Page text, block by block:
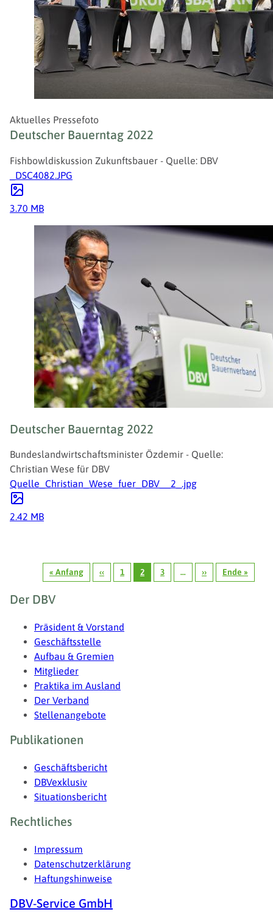
Aktuelles Pressefoto
Deutscher Bauerntag 2022
Fishbowldiskussion Zukunftsbauer - Quelle: DBV
_DSC4082.JPG
3.70 MB
Deutscher Bauerntag 2022
Bundeslandwirtschaftsminister Özdemir - Quelle:
Christian Wese für DBV
Quelle_Christian_Wese_fuer_DBV__2_.jpg
2.42 MB
Seitennummerierung
Erste
« Anfang
Vorherige
‹‹
Seite
1
Seite
2
Seite
3 …
Nächste
››
Letzte
Ende »
Fußzeile
Der DBV
Präsident & Vorstand
Geschäftsstelle
Aufbau & Gremien
Mitglieder
Praktika im Ausland
Der Verband
Stellenangebote
Publikationen
Geschäftsbericht
DBVexklusiv
Situationsbericht
Rechtliches
Impressum
Datenschutzerklärung
Haftungshinweise
DBV-Service GmbH